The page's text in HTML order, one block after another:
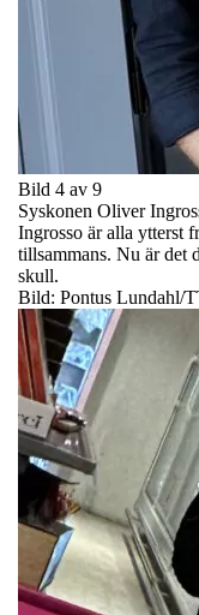
Bild 4 av 9
Syskonen Oliver
Ingrosso är alla ytterst
tillsammans. Nu är det
skull.
Bild: Pontus Lundahl/